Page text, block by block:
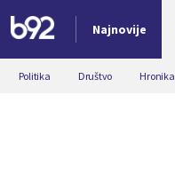
Najnovije
Nova vest
Politika Društvo Hronika